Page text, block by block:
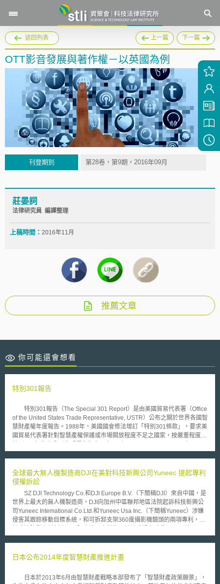
返回列表 上一篇 下一篇
OTT影音發展與著作權－以英國為例
刊登期別 第28卷，第9期，2016年09月
莊晏詞
法律研究員 編譯整理
上稿時間： 2016年11月
推薦文章
你可能還會想看
特別301報告
特別301報告（The Special 301 Report）是由美國貿易代表署（Office
of the United States Trade Representative, USTR）公布之關於世界各國智
慧財產權年度報告。1988年，美國國會修法增訂「特別301條款」，要求美
國貿易代表署針對智慧產權保護或市場開放程度不足之國家，按嚴重程度於
「優先觀察名單」（Priority Watch List）和「一般觀察名單」（Watch
各國是否有效保護智慧財產權進行審查，並提出特別301報告。報告羅列範
圍廣泛，包含： 世界各國智財權保護以及執法有效性； 網路銷售各種盜版
例如貿易市場不透明、歧視性、或其他限制貿易的措施等，是否妨礙取得醫
療保健（healthcare）或其他受智財權保護的資訊。 2019特別 301 報
告（2019 Special 301 Report）於2019年4月公布。其中加拿大因簽署了
《美墨加協定》（United States-Mexico-Canada Agreement, USMCA），
察名單，直至2009年除名，至今均未上榜，亦表美國肯認我國的智財保護
全球最大無人機製造商DJI在美對科技新興公司Yuneec 提起專利
侵權訴訟
SZ DJI Technology Co.和DJI Europe B.V.（下簡稱DJI）來自中國，是
世界上最大的無人機製造商，DJI向加州中區聯邦地區法院起訴科技新興公
司Yuneec Intemational Co.Ltd.和Yuneec Usa Inc.（下簡稱Yuneec）涉嫌
侵害其跟踪移動目標系統，和可拆卸支架360度攝影機鏡頭的兩項專利，且
專利，一為美國專利編號9164506“跟踪移動目標系統”，一旦遠端操作員指
編號9280038，可讓無人機的照相機旋轉360度進行拍攝，並連接到分離的
Show）上引起轟動，Yuneec使用GPS感知技術避免危險區域如機場，媒體
日本公布2014年度智慧財產推進計畫
日本於2013年6月由智慧財產戰略本部發布了「智慧財產政策願景」，